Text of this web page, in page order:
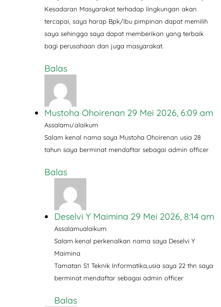
Kesadaran Masyarakat terhadap lingkungan akan
tercapai, saya harap Bpk/Ibu pimpinan dapat memilih
saya sehingga saya dapat memberikan yang terbaik
bagi perusahaan dan juga masyarakat.
Balas
Mustoha Ohoirenan 29 Mei 2026, 6:09 am
Assalamu’alaikum
Salam kenal nama saya Mustoha Ohoirenan usia 28
tahun saya berminat mendaftar sebagai admin officer
Balas
Deselvi Y Maimina 29 Mei 2026, 8:14 am
Assalamualaikum
Salam kenal perkenalkan nama saya Deselvi Y
Maimina
Tamatan S1 Teknik Informatika,usia saya 22 thn saya
berminat mendaftar sebagai admin officer
Balas